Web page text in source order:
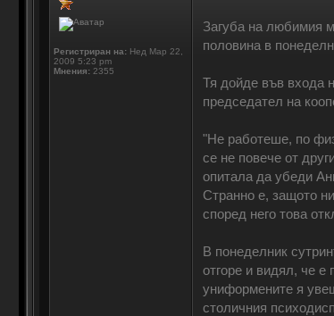
Регистриран на:Нед Мар 22,
2009 5:23 pm
Мнения:2355
Загуба на любимия
половина в
Тя дойде във входа
председател на
"Не работеше, по
се не повече от
опитала да убеди
Странно е, защото
според него това
В понеделник
отгоре и видял, че
униформените я
столичния